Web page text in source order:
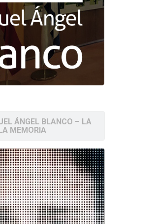
ÁNGEL BLANCO – LA
MEMORIA